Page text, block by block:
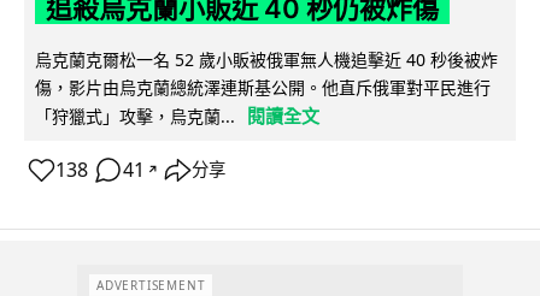
追殺烏克蘭小販近 40 秒仍被炸傷
烏克蘭克爾松一名 52 歲小販被俄軍無人機追擊近 40 秒後被炸
傷，影片由烏克蘭總統澤連斯基公開。他直斥俄軍對平民進行
「狩獵式」攻擊，烏克蘭...
閱讀全文
138 41 ↗ 分享
ADVERTISEMENT